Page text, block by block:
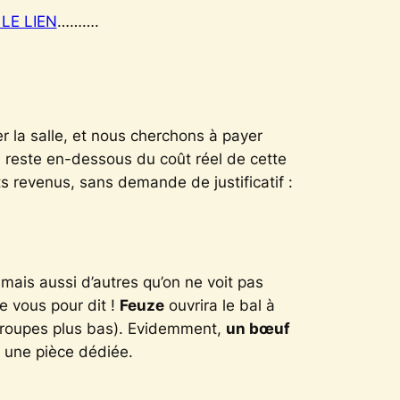
LIEN……….
la salle, et nous cherchons à payer
en-dessous du coût réel de cette
revenus, sans demande de justificatif :
aussi d’autres qu’on ne voit pas
vous pour dit ! Feuze ouvrira le bal à
plus bas). Evidemment, un bœuf
pièce dédiée.